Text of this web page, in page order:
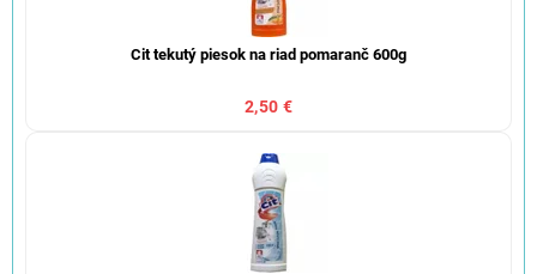
Cit tekutý piesok na riad pomaranč 600g
2,50 €